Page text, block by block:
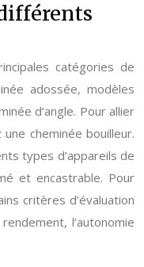
catégories de
adossée, modèles
d’angle. Pour allier
cheminée bouilleur.
types d’appareils de
et encastrable. Pour
critères d’évaluation
l’autonomie